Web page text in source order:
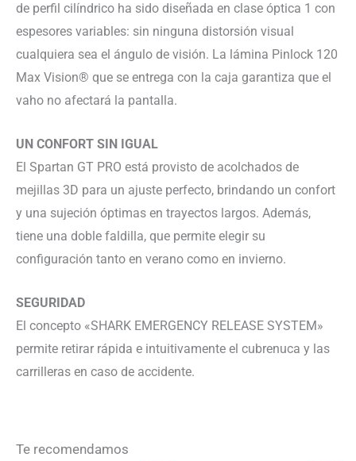
de perfil cilíndrico ha sido diseñada en clase óptica 1 con
espesores variables: sin ninguna distorsión visual
cualquiera sea el ángulo de visión. La lámina Pinlock 120
Max Vision® que se entrega con la caja garantiza que el
vaho no afectará la pantalla.
UN CONFORT SIN IGUAL
El Spartan GT PRO está provisto de acolchados de
mejillas 3D para un ajuste perfecto, brindando un confort
y una sujeción óptimas en trayectos largos. Además,
tiene una doble faldilla, que permite elegir su
configuración tanto en verano como en invierno.
SEGURIDAD
El concepto «SHARK EMERGENCY RELEASE SYSTEM»
permite retirar rápida e intuitivamente el cubrenuca y las
carrilleras en caso de accidente.
Te recomendamos